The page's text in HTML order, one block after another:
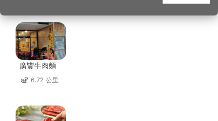
廣豐牛肉麵
6.72 公里